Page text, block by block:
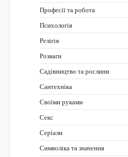
Професії та робота
Психологія
Релігія
Розваги
Садівництво та рослини
Сантехніка
Своїми руками
Секс
Серіали
Символіка та значення